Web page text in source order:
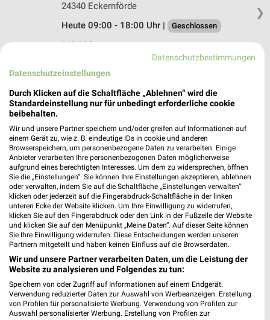
❯
24340 Eckernförde
Heute 09:00 - 18:00 Uhr |
Geschlossen
319,33 km
Fressnapf Neumünster-Freesenburg
Freesenburg 2
24537 Neumünster
Heute 09:00 - 19:00 Uhr | Geschlossen
287,62 km • Angebote: 1 Prospekt
DAS FUTTERHAUS Altenholz
Klausdorfer Straße 93d
24161 Altenholz
301,79 km
DAS FUTTERHAUS Kiel-Dietrichsdorf
Schönkirchener Straße 78
24149 Kiel-Dietrichsdorf
292,54 km
Datenschutzbestimmungen
Datenschutzeinstellungen
Durch Klicken auf die Schaltfläche „Ablehnen“ wird die
Standardeinstellung nur für unbedingt erforderliche cookie
beibehalten.
Wir und unsere Partner speichern und/oder greifen auf Informationen auf
einem Gerät zu, wie z. B. eindeutige IDs in cookie und anderen
Browserspeichern, um personenbezogene Daten zu verarbeiten. Einige
Anbieter verarbeiten Ihre personenbezogenen Daten möglicherweise
aufgrund eines berechtigten Interesses. Um dem zu widersprechen, öffnen
Sie die „Einstellungen“. Sie können Ihre Einstellungen akzeptieren, ablehnen
oder verwalten, indem Sie auf die Schaltfläche „Einstellungen verwalten“
klicken oder jederzeit auf die Fingerabdruck-Schaltfläche in der linken
unteren Ecke der Website klicken. Um Ihre Einwilligung zu widerrufen,
klicken Sie auf den Fingerabdruck oder den Link in der Fußzeile der Website
und klicken Sie auf den Menüpunkt „Meine Daten“. Auf dieser Seite können
Sie Ihre Einwilligung widerrufen. Diese Entscheidungen werden unseren
Partnern mitgeteilt und haben keinen Einfluss auf die Browserdaten.
Wir und unsere Partner verarbeiten Daten, um die Leistung der
Website zu analysieren und Folgendes zu tun:
Speichern von oder Zugriff auf Informationen auf einem Endgerät.
Verwendung reduzierter Daten zur Auswahl von Werbeanzeigen. Erstellung
von Profilen für personalisierte Werbung. Verwendung von Profilen zur
Auswahl personalisierter Werbung. Erstellung von Profilen zur